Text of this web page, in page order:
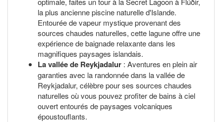
la plus ancienne piscine naturelle d'Islande.
Entourée de vapeur mystique provenant des
sources chaudes naturelles, cette lagune offre une
expérience de baignade relaxante dans les
magnifiques paysages islandais.
La vallée de Reykjadalur : Aventures en plein air
garanties avec la randonnée dans la vallée de
Reykjadalur, célèbre pour ses sources chaudes
naturelles où vous pouvez profiter de bains à ciel
ouvert entourés de paysages volcaniques
époustouflants.